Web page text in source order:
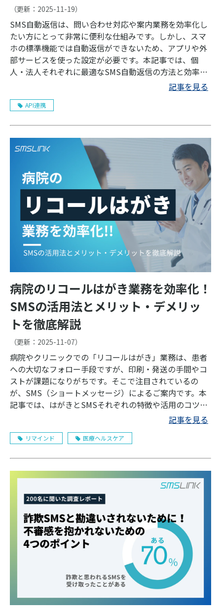
（更新： 2025-11-19）
SMS自動返信は、問い合わせ対応や案内業務を効率化し
たい方にとって非常に便利な仕組みです。しかし、スマ
ホの標準機能では自動返信ができないため、アプリや外
部サービスを使った設定が必要です。本記事では、個
人・法人それぞれに最適なSMS自動返信の方法と効率的
記事を見る
API連携
病院のリコールはがき業務を効率化！
SMSの活用法とメリット・デメリッ
トを徹底解説
（更新： 2025-11-07）
病院やクリニックでの「リコールはがき」業務は、患者
への大切なフォロー手段ですが、印刷・発送の手間やコ
ストが課題になりがちです。そこで注目されているの
が、SMS（ショートメッセージ）によるご案内です。本
記事では、はがきとSMSそれぞれの特徴や活用のコツ、
さらに両者を効率的に運用する方法を解説します。
記事を見る
リマインド 医療ヘルスケア